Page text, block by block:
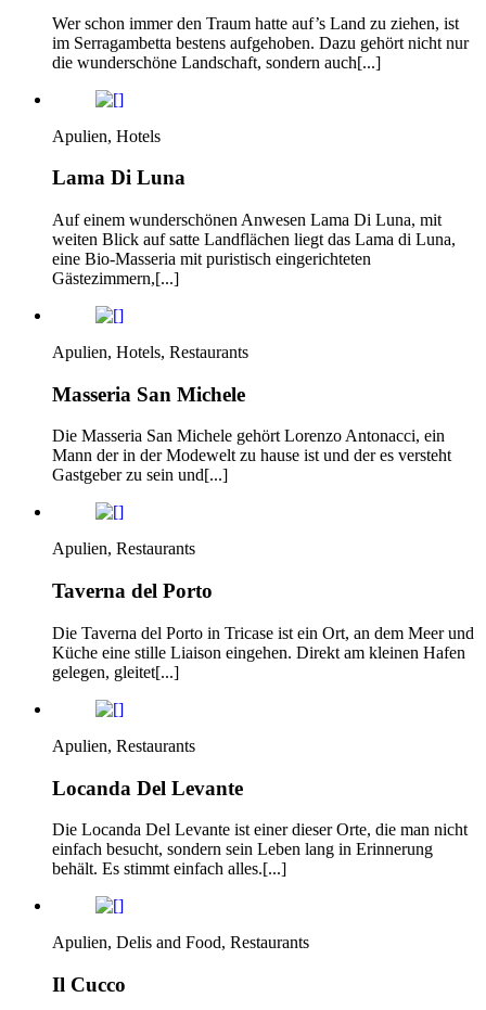
Wer schon immer den Traum hatte auf’s Land zu ziehen, ist
im Serragambetta bestens aufgehoben. Dazu gehört nicht nur
die wunderschöne Landschaft, sondern auch[...]
Apulien, Hotels
Lama Di Luna
Auf einem wunderschönen Anwesen Lama Di Luna, mit
weiten Blick auf satte Landflächen liegt das Lama di Luna,
eine Bio-Masseria mit puristisch eingerichteten
Gästezimmern,[...]
Apulien, Hotels, Restaurants
Masseria San Michele
Die Masseria San Michele gehört Lorenzo Antonacci, ein
Mann der in der Modewelt zu hause ist und der es versteht
Gastgeber zu sein und[...]
Apulien, Restaurants
Taverna del Porto
Die Taverna del Porto in Tricase ist ein Ort, an dem Meer und
Küche eine stille Liaison eingehen. Direkt am kleinen Hafen
gelegen, gleitet[...]
Apulien, Restaurants
Locanda Del Levante
Die Locanda Del Levante ist einer dieser Orte, die man nicht
einfach besucht, sondern sein Leben lang in Erinnerung
behält. Es stimmt einfach alles.[...]
Apulien, Delis and Food, Restaurants
Il Cucco